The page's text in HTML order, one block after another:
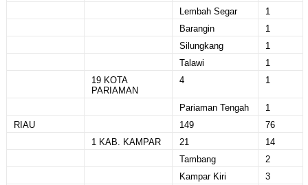
Lembah Segar
1
Barangin
1
Silungkang
1
Talawi
1
19 KOTA
PARIAMAN
4 1
Pariaman Tengah
1
RIAU
149
76
1 KAB. KAMPAR
21
14
Tambang
2
Kampar Kiri
3